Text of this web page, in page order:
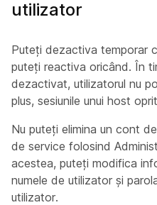
utilizator
Puteți dezactiva temporar
puteți reactiva oricând. În
dezactivat, utilizatorul nu
plus, sesiunile unui host
Nu puteți elimina un cont
de service folosind
acestea, puteți modifica
numele de utilizator și
utilizator.